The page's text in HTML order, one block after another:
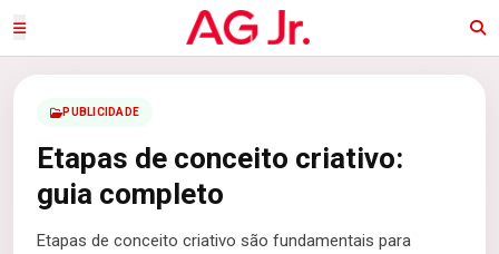
PUBLICIDADE
Etapas de conceito criativo:
guia completo
Etapas de conceito criativo são fundamentais para